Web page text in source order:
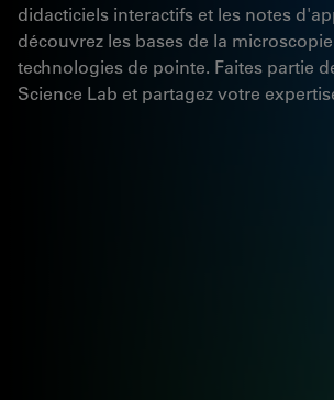
didacticiels interactifs et les notes
découvrez les bases de la
technologies de pointe. Faites partie
Science Lab et partagez votre